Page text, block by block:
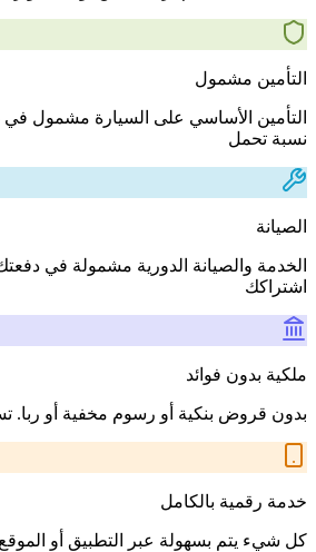
التأمين مشمول
التأمين الأساسي على السيارة مشمول في
نسبة تحمل
الصيانة
الخدمة والصيانة الدورية مشمولة في
اشتراكك
ملكية بدون فوائد
بدون قروض بنكية أو رسوم مخفية أو ربا.
خدمة رقمية بالكامل
كل شيء يتم بسهولة عبر التطبيق أو